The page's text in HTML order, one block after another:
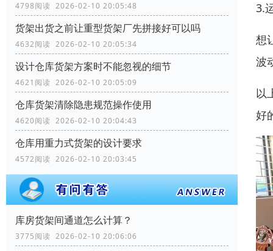
4798阅读 2026-02-10 20:05:48
货架出货之前让重型货架厂先拼接好可以吗
4632阅读 2026-02-10 20:05:34
设计仓库货架方案时不能忽视的细节
4621阅读 2026-02-10 20:05:09
仓库货架清除隐患规范操作使用
4620阅读 2026-02-10 20:04:43
仓库用重力式货架的设计要求
4572阅读 2026-02-10 20:03:45
库房货架间通道怎么计算？
3775阅读 2026-02-10 20:06:06
3.
想
波
以
好